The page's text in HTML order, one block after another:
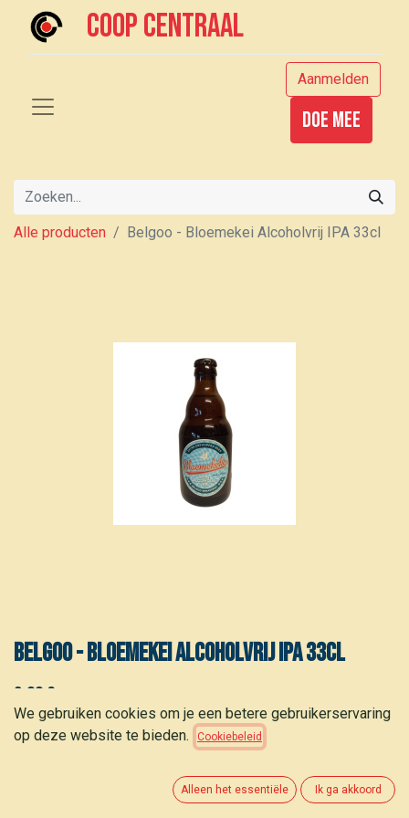
Coop centraal
Aanmelden
Doe mee
Alle producten Belgoo - Bloemekei Alcoholvrij IPA 33cl
Belgoo - Bloemekei Alcoholvrij IPA 33cl
2,00 €
TOEVOEGEN AAN WINKELMANDJE
We gebruiken cookies om je een betere gebruikerservaring
op deze website te bieden.
Cookiebeleid
Alleen het essentiële Ik ga akkoord